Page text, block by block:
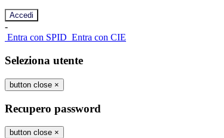
-
Entra con SPID Entra con CIE
Seleziona utente
button close ×
Recupero password
button close ×